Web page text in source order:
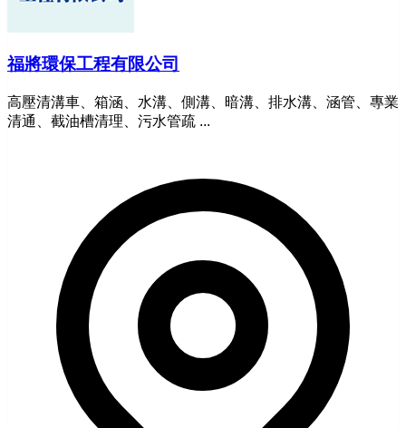
福將環保工程有限公司
高壓清溝車、箱涵、水溝、側溝、暗溝、排水溝、涵管、專業
清通、截油槽清理、污水管疏 ...